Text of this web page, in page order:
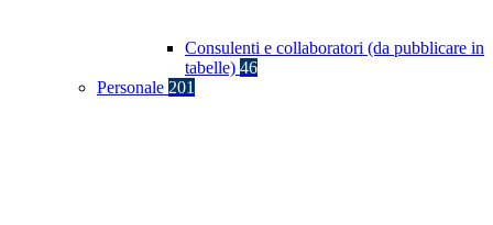
Consulenti e collaboratori (da pubblicare in
tabelle) 46
Personale 201